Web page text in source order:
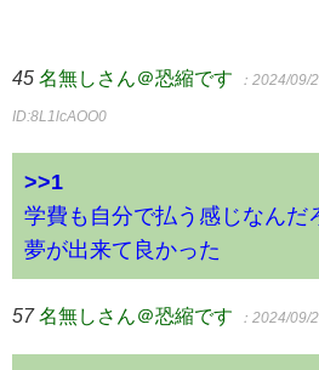
45 名無しさん＠恐縮です ：2024/09/
ID:8L1lcAOO0
>>1
学費も自分で払う感じなんだ
夢が出来て良かった
57 名無しさん＠恐縮です ：2024/09/